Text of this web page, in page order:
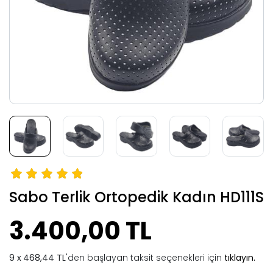
Sabo Terlik Ortopedik Kadın HD111S
3.400,00 TL
468,44 TL'den başlayan taksit seçenekleri için tıklayın.